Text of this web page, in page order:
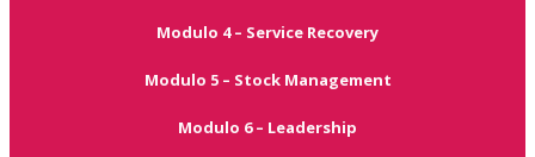
Modulo 4 – Service Recovery
Modulo 5 – Stock Management
Modulo 6 – Leadership